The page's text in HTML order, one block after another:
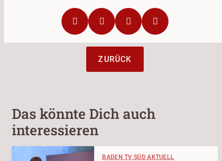
ZURÜCK
Das könnte Dich auch
interessieren
BADEN TV SÜD AKTUELL